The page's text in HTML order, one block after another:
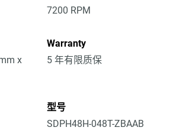
7200 RPM
x
Warranty
5 年有限质保
型号
SDPH48H-048T-ZBAAB